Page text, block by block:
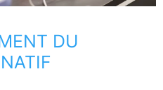
DU